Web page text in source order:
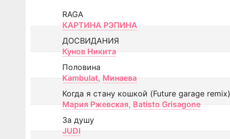
RAGA
КАРТИНА РЭПИНА
ДОСВИДАНИЯ
Кунов Никита
Половина
Kambulat, Минаева
Когда я стану кошкой (Future garage remix)
Мария Ржевская, Batisto Grisagone
За душу
JUDI